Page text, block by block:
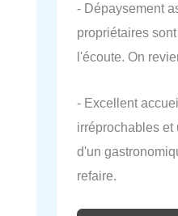
- Dépaysement
propriétaires
l'écoute. On
- Excellent
irréprochables et
d'un
refaire.